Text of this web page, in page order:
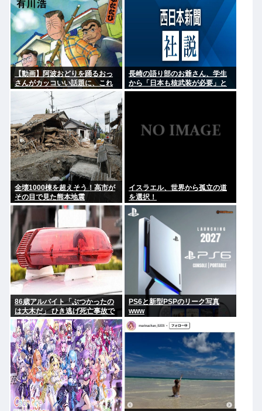
【動画】阿波おどりを踊るおっ
さんがカッコいい話題に、これ
が真の阿波おどりなのか…
長崎の語り部のお爺さん、学生
から「日本も核武装が必要」と
言われ発狂
全壊1000棟を超えそう！高市が
その目で見た熊本地震
イスラエル、世界から孤立の道
を選択！
86歳アルバイト「ぶつかったの
は大木だ」 ひき逃げ死亡事故で
逮捕
PS6と新型PSPのリーク写真
www